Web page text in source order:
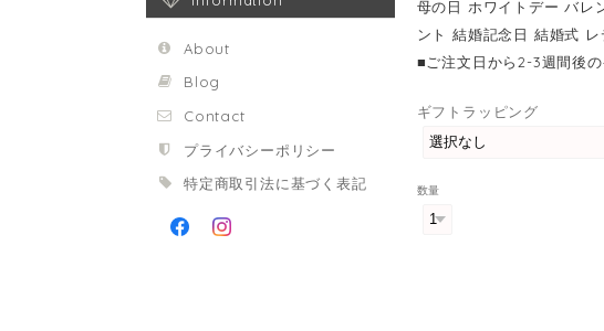
About
Blog
Contact
プライバシーポリシー
特定商取引法に基づく表記
母の日 ホワイトデー バレ
ント 結婚記念日 結婚式
■ご注文日から2-3週間後の
ギフトラッピング
数量